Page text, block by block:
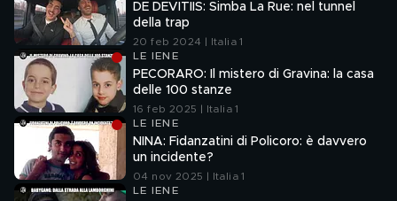
DE DEVITIIS: Simba La Rue: nel tunnel
della trap
20 feb 2024 | Italia 1
LE IENE
PECORARO: Il mistero di Gravina: la casa
delle 100 stanze
16 feb 2025 | Italia 1
LE IENE
NINA: Fidanzatini di Policoro: è davvero
un incidente?
04 nov 2025 | Italia 1
LE IENE